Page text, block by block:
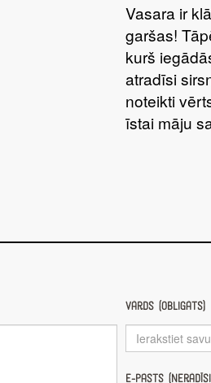
Vasara ir
garšas!
kurš
atradīsi
noteikti
īstai māju
Vārds (obligāts)
E-pasts